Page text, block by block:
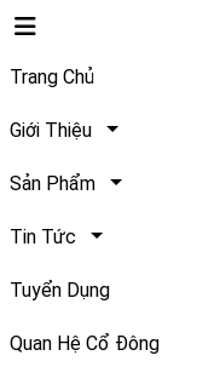
Trang Chủ
Giới Thiệu
Sản Phẩm
Tin Tức
Tuyển Dụng
Quan Hệ Cổ Đông